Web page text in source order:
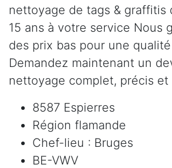
nettoyage de tags & graffitis
15 ans à votre service Nous
des prix bas pour une
Demandez maintenant un
nettoyage complet, précis et
8587 Espierres
Région flamande
Chef-lieu : Bruges
BE-VWV